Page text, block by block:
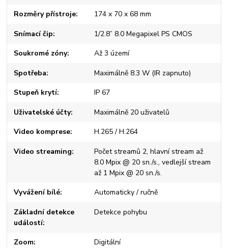
Rozměry přístroje 174 x 70 x 68 mm
Snímací čip 1/2.8” 8.0 Megapixel PS CMOS
Soukromé zóny Až 3 území
Spotřeba Maximálně 8.3 W (IR zapnuto)
Stupeň krytí IP 67
Uživatelské účty Maximálně 20 uživatelů
Video komprese H.265 / H.264
Video streaming
Počet streamů 2, hlavní stream až
8.0 Mpix @ 20 sn./s., vedlejší stream
až 1 Mpix @ 20 sn./s.
Vyvážení bílé Automaticky / ručně
Základní detekce
událostí
Detekce pohybu
Zoom Digitální